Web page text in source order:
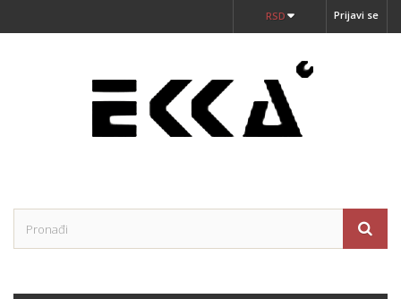
Prijavi se
RSD